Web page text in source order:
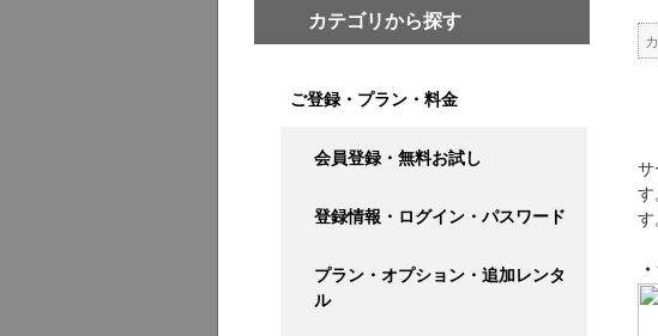
カテゴリから探す
ご登録・プラン・料金
会員登録・無料お試し
登録情報・ログイン・パスワード
プラン・オプション・追加レンタ
ル
す。